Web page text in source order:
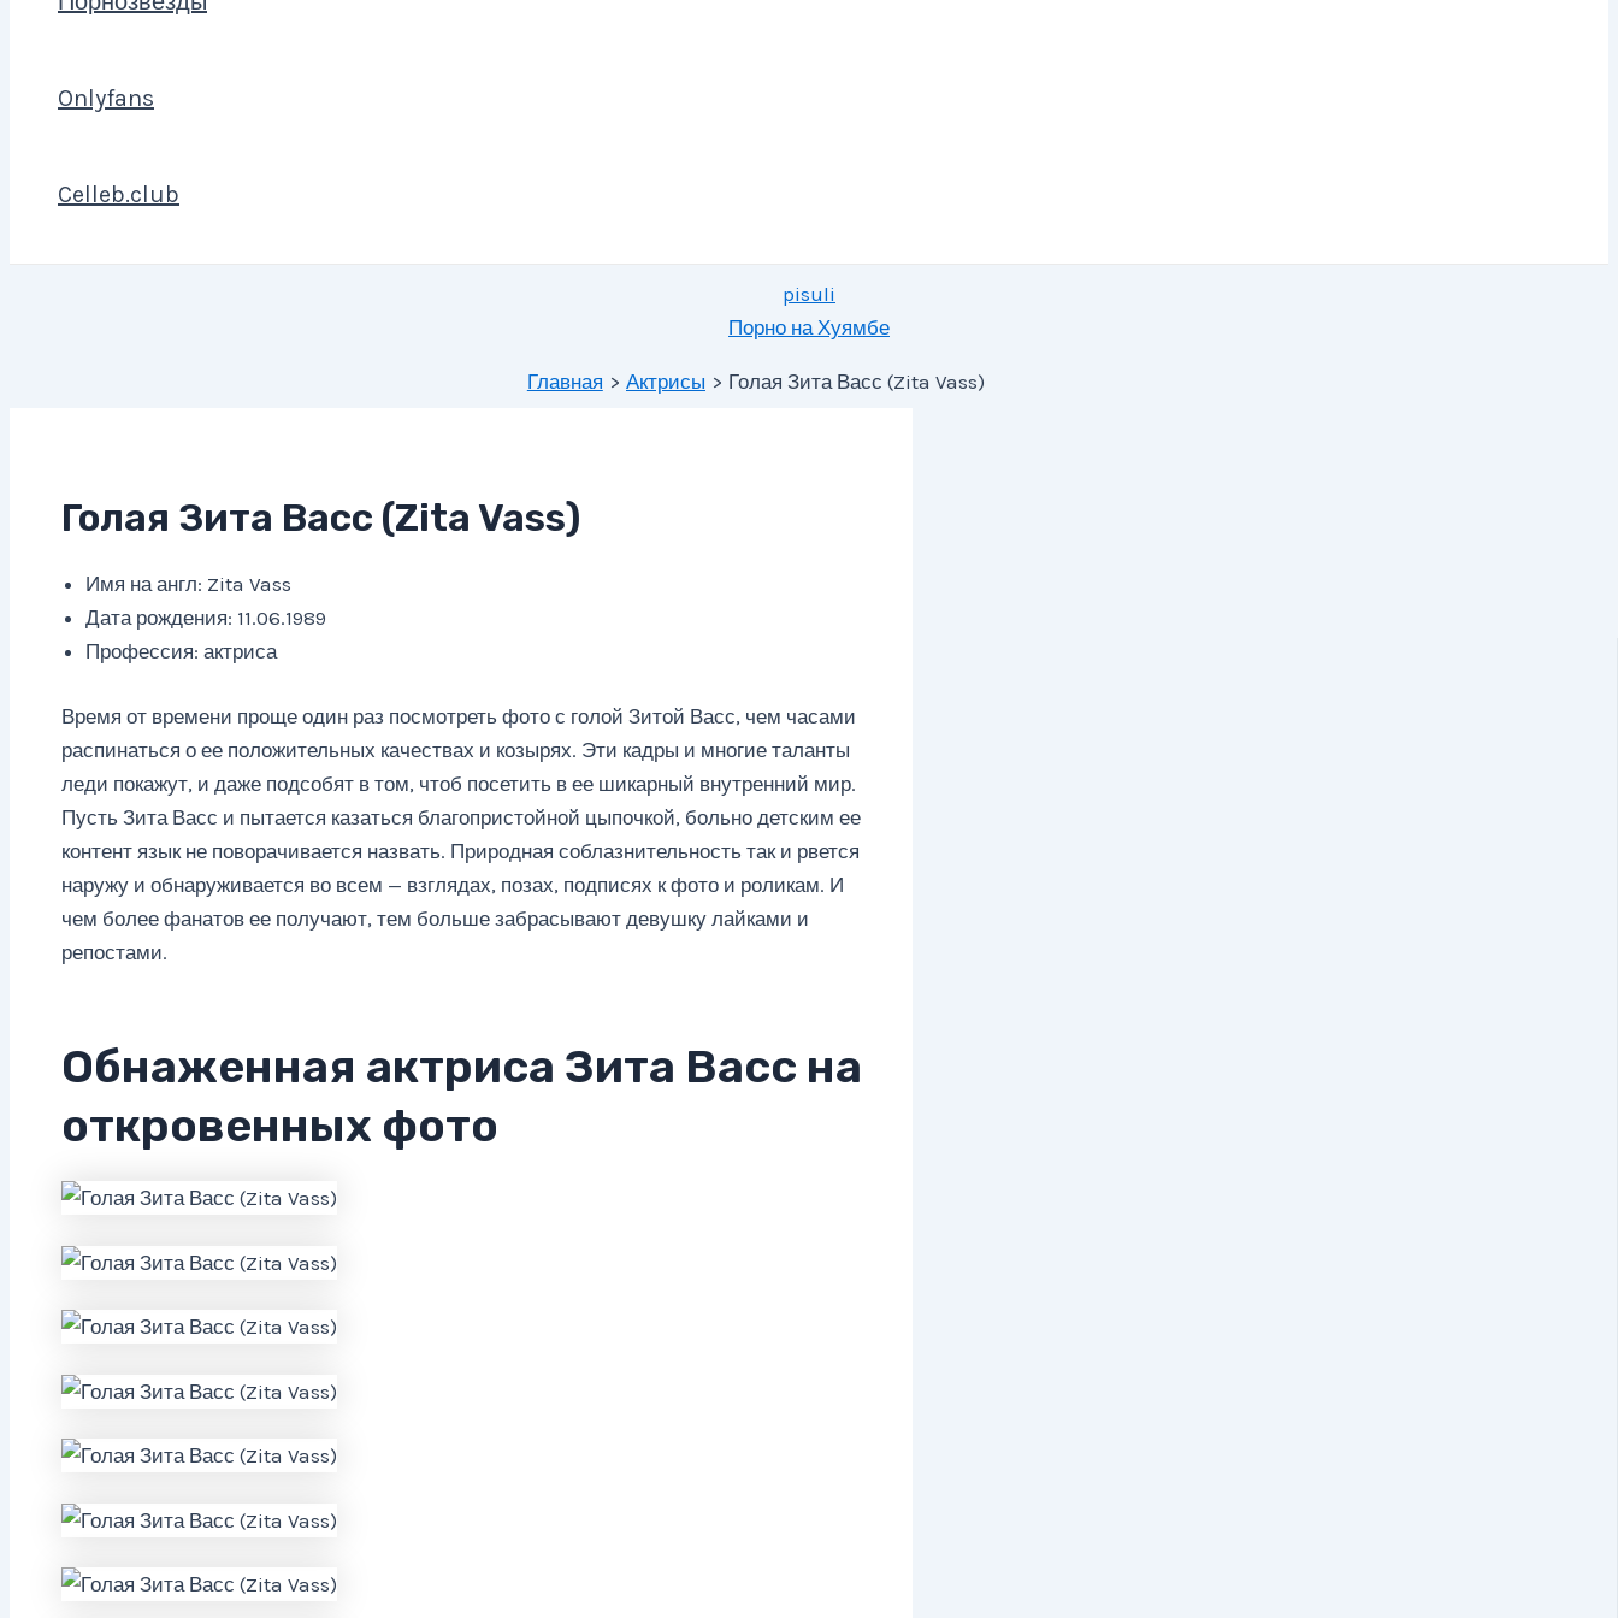
Onlyfans
Celleb.club
pisuli
Порно на Хуямбе
Главная Актрисы Голая Зита Васс (Zita Vass)
Голая Зита Васс (Zita Vass)
Имя на англ: Zita Vass
Дата рождения: 11.06.1989
Профессия: актриса
Время от времени проще один раз посмотреть фото с голой Зитой Васс, чем часами
распинаться о ее положительных качествах и козырях. Эти кадры и многие таланты
леди покажут, и даже подсобят в том, чтоб посетить в ее шикарный внутренний мир.
Пусть Зита Васс и пытается казаться благопристойной цыпочкой, больно детским ее
контент язык не поворачивается назвать. Природная соблазнительность так и рвется
наружу и обнаруживается во всем — взглядах, позах, подписях к фото и роликам. И
чем более фанатов ее получают, тем больше забрасывают девушку лайками и
репостами.
Обнаженная актриса Зита Васс на
откровенных фото